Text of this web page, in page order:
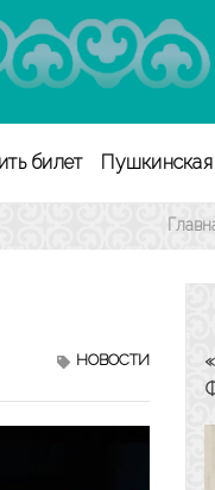
билет Пушкинская
НОВОСТИ